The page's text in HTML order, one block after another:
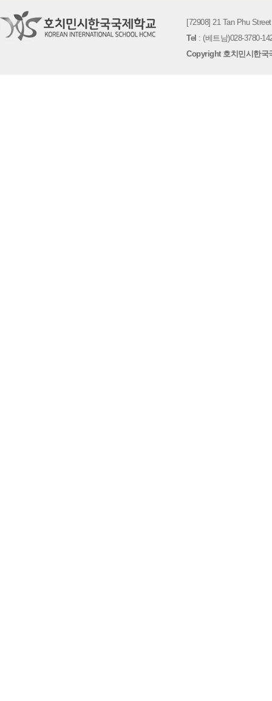
[72908] 21 Tan Phu
Tel : (베트남)028-3780-
Copyright 호치민시한국